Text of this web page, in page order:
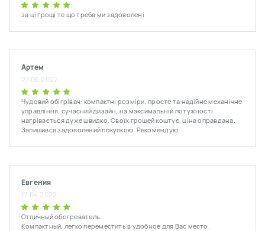
за ці грощі те що треба ми задоволені
Артем
27.06.2022
Чудовий обігрівач: компактні розміри, просте та надійне механічне
управління, сучасний дизайн, на максимальній потужності
нагрівається дуже швидко. Своїх грошей коштує, ціна оправдана.
Залишився задоволений покупкою. Рекомендую
Евгения
17.04.2022
Отличный обогреватель.
Компактный, легко переместить в удобное для Вас место.